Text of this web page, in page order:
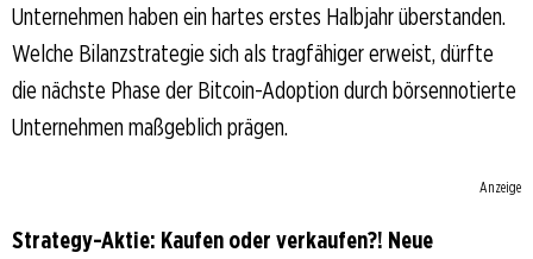
Unternehmen haben ein hartes erstes Halbjahr überstanden.
Welche Bilanzstrategie sich als tragfähiger erweist, dürfte
die nächste Phase der Bitcoin-Adoption durch börsennotierte
Unternehmen maßgeblich prägen.
Anzeige
Strategy-Aktie: Kaufen oder verkaufen?! Neue